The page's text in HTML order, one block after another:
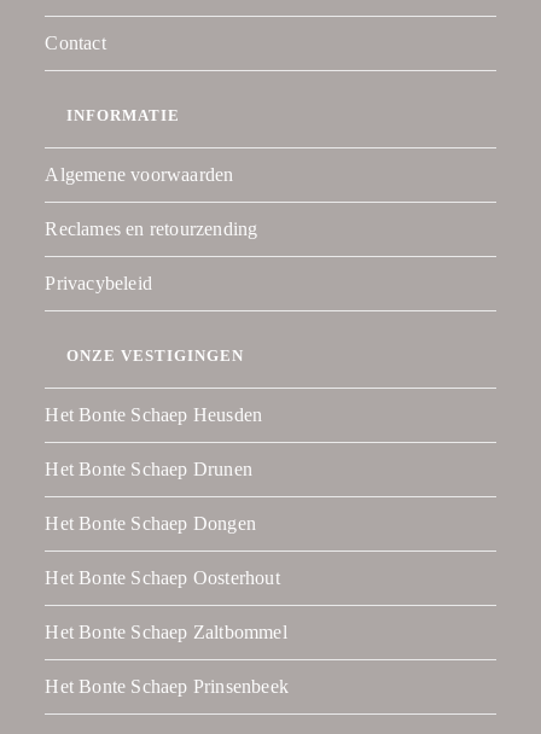
Contact
INFORMATIE
Algemene voorwaarden
Reclames en retourzending
Privacybeleid
ONZE VESTIGINGEN
Het Bonte Schaep Heusden
Het Bonte Schaep Drunen
Het Bonte Schaep Dongen
Het Bonte Schaep Oosterhout
Het Bonte Schaep Zaltbommel
Het Bonte Schaep Prinsenbeek